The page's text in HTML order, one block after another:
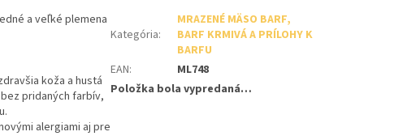
a veľké plemena
koža a hustá
pridaných farbív,
alergiami aj pre
Kategória:
MRAZENÉ MÄSO BARF,
BARF KRMIVÁ A PRÍLOHY K
BARFU
EAN:
ML748
Položka bola vypredaná…